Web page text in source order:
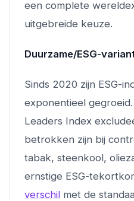
een complete
uitgebreide keuze.
Duurzame/ESG-
Sinds 2020 zijn ESG-
exponentieel
Leaders Index
betrokken zijn bij
tabak, steenkool,
ernstige ESG-
verschil met de